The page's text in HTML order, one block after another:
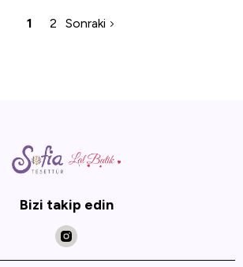
1 2 Sonraki
Bizi takip edin